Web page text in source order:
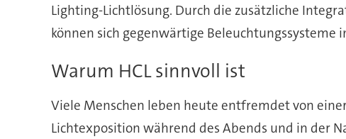
Lighting-Lichtlösung. Durch die zusätzliche
können sich gegenwärtige
Warum HCL sinnvoll ist
Viele Menschen leben heute entfremdet von
Lichtexposition während des Abends und in der